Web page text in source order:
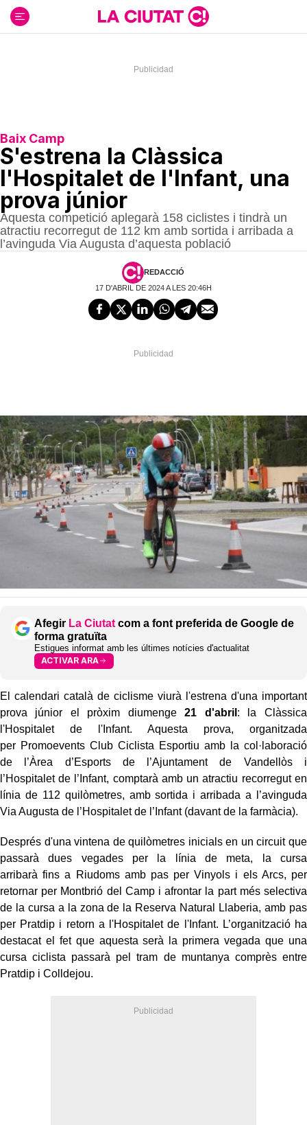
contenido
Baix Camp
S'estrena la Clàssica
l'Hospitalet de l'Infant, una
prova júnior
Aquesta competició aplegarà 158 ciclistes i tindrà un
atractiu recorregut de 112 km amb sortida i arribada a
l’avinguda Via Augusta d’aquesta població
REDACCIÓ
17 D'ABRIL DE 2024 A LES 20:46H
Afegir La Ciutat com a font preferida de Google de
forma gratuïta
Estigues informat amb les últimes notícies d'actualitat
ACTIVAR ARA
El calendari català de ciclisme viurà l'estrena d'una important
prova júnior el pròxim diumenge21 d'abril : la Clàssica
l'Hospitalet de l'Infant.Aquesta prova, organitzada
per Promoevents Club Ciclista Esportiu amb la col·laboració
de l’Àrea d’Esports de l’Ajuntament de Vandellòs i
l’Hospital etde l’Infant, comptarà amb un atractiu recorregut en
línia de 112 quilòmetres, amb sortida i arribada a l’avinguda
Via Augusta de l’Hospitalet de l’Infant (davant de la farmàcia).
Després d'una vintena de quilòmetres inicials en un circuit que
passarà dues vegades per la línia de meta, la cursa
arribarà fins a Riudoms amb pas per Vinyols i els Arcs, per
retornar per Montbrió del Camp i afrontar la part més selectiva
de la cursa a la zona de la Reserva Natural Llaberia, amb pas
per Pratdip i retorn a l'Hospitalet de l'Infant. L’organització ha
destacat el fet que aquesta serà la primera vegada que una
cursa ciclista passarà pel tram de muntanya comprès entre
Pratdip i Colldejou.